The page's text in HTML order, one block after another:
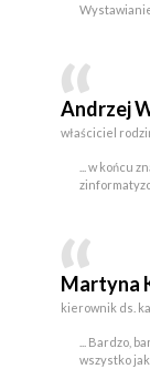
Andrzej
właściciel
... w końcu
Martyna
kierownik ds.
... Bardzo,
wszystko jak